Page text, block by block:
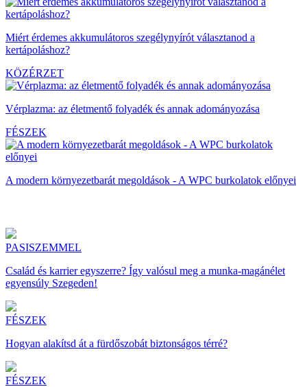
Miért érdemes akkumulátoros szegélynyírót választanod a
kertápoláshoz?
KÖZÉRZET
Vérplazma: az életmentő folyadék és annak adományozása
FÉSZEK
A modern környezetbarát megoldások - A WPC burkolatok előnyei
PASISZEMMEL
Család és karrier egyszerre? Így valósul meg a munka-magánélet
egyensúly Szegeden!
FÉSZEK
Hogyan alakítsd át a fürdőszobát biztonságos térré?
FÉSZEK